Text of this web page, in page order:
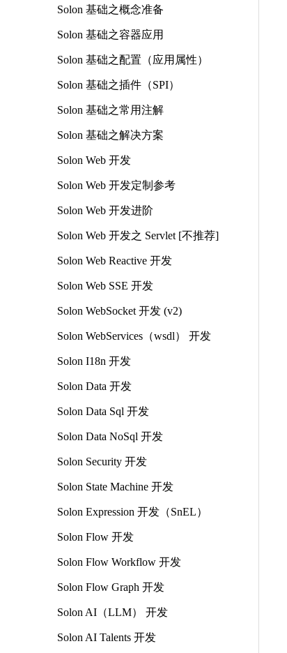
Solon 基础之概念准备
Solon 基础之容器应用
Solon 基础之配置（应用属性）
Solon 基础之插件（SPI）
Solon 基础之常用注解
Solon 基础之解决方案
Solon Web 开发
Solon Web 开发定制参考
Solon Web 开发进阶
Solon Web 开发之 Servlet [不推荐]
Solon Web Reactive 开发
Solon Web SSE 开发
Solon WebSocket 开发 (v2)
Solon WebServices（wsdl） 开发
Solon I18n 开发
Solon Data 开发
Solon Data Sql 开发
Solon Data NoSql 开发
Solon Security 开发
Solon State Machine 开发
Solon Expression 开发（SnEL）
Solon Flow 开发
Solon Flow Workflow 开发
Solon Flow Graph 开发
Solon AI（LLM） 开发
Solon AI Talents 开发